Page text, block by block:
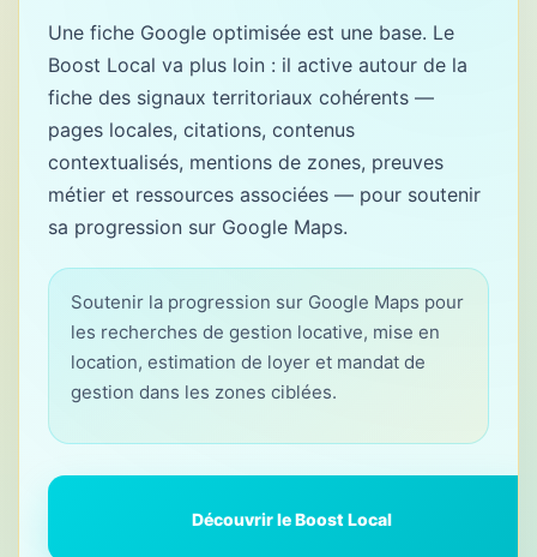
Une fiche Google optimisée est une base. Le
Boost Local va plus loin : il active autour de la
fiche des signaux territoriaux cohérents —
pages locales, citations, contenus
contextualisés, mentions de zones, preuves
métier et ressources associées — pour soutenir
sa progression sur Google Maps.
Soutenir la progression sur Google Maps pour
les recherches de gestion locative, mise en
location, estimation de loyer et mandat de
gestion dans les zones ciblées.
Découvrir le Boost Local